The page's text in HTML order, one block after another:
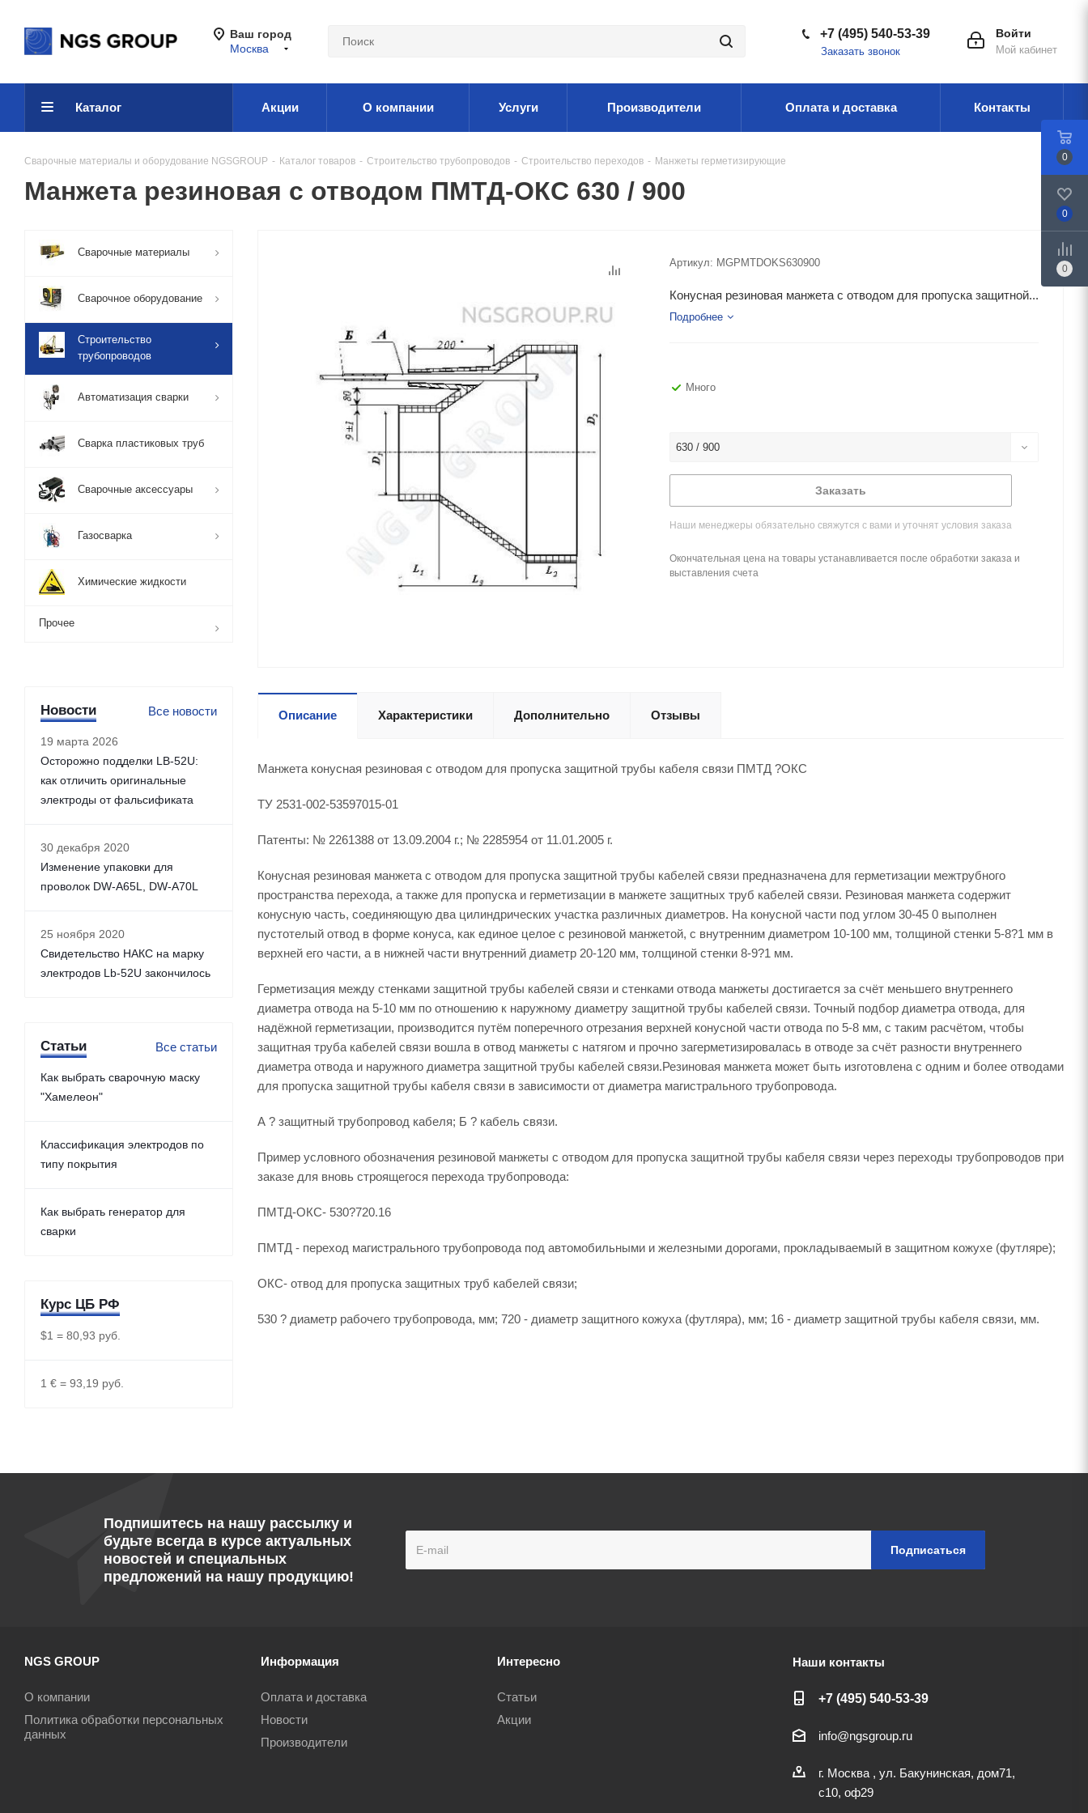
Ваш город
Москва
Войти
Мой кабинет
+7 (495) 540-53-39
Заказать звонок
Каталог Акции О компании Услуги Производители Оплата и доставка Контакты
Сварочные материалы и оборудование NGSGROUP - Каталог товаров - Строительство трубопроводов - Строительство переходов - Манжеты герметизирующие
Манжета резиновая с отводом ПМТД-ОКС 630 / 900
Артикул: MGPMTDOKS630900
Конусная резиновая манжета с отводом для пропуска защитной...
Подробнее
Много
630 / 900
Заказать
Наши менеджеры обязательно свяжутся с вами и уточнят условия заказа
Окончательная цена на товары устанавливается после обработки заказа и
выставления счета
Описание Характеристики Дополнительно Отзывы
Манжета конусная резиновая с отводом для пропуска защитной трубы кабеля связи ПМТД ?ОКС
ТУ 2531-002-53597015-01
Патенты: № 2261388 от 13.09.2004 г.; № 2285954 от 11.01.2005 г.
Конусная резиновая манжета с отводом для пропуска защитной трубы кабелей связи предназначена для герметизации межтрубного
пространства перехода, а также для пропуска и герметизации в манжете защитных труб кабелей связи. Резиновая манжета содержит
конусную часть, соединяющую два цилиндрических участка различных диаметров. На конусной части под углом 30-45 0 выполнен
пустотелый отвод в форме конуса, как единое целое с резиновой манжетой, с внутренним диаметром 10-100 мм, толщиной стенки 5-8?1 мм в
верхней его части, а в нижней части внутренний диаметр 20-120 мм, толщиной стенки 8-9?1 мм.
Герметизация между стенками защитной трубы кабелей связи и стенками отвода манжеты достигается за счёт меньшего внутреннего
диаметра отвода на 5-10 мм по отношению к наружному диаметру защитной трубы кабелей связи. Точный подбор диаметра отвода, для
надёжной герметизации, производится путём поперечного отрезания верхней конусной части отвода по 5-8 мм, с таким расчётом, чтобы
защитная труба кабелей связи вошла в отвод манжеты с натягом и прочно загерметизировалась в отводе за счёт разности внутреннего
диаметра отвода и наружного диаметра защитной трубы кабелей связи.Резиновая манжета может быть изготовлена с одним и более отводами
для пропуска защитной трубы кабеля связи в зависимости от диаметра магистрального трубопровода.
А ? защитный трубопровод кабеля; Б ? кабель связи.
Пример условного обозначения резиновой манжеты с отводом для пропуска защитной трубы кабеля связи через переходы трубопроводов при
заказе для вновь строящегося перехода трубопровода:
ПМТД-ОКС- 530?720.16
ПМТД - переход магистрального трубопровода под автомобильными и железными дорогами, прокладываемый в защитном кожухе (футляре);
ОКС- отвод для пропуска защитных труб кабелей связи;
530 ? диаметр рабочего трубопровода, мм; 720 - диаметр защитного кожуха (футляра), мм; 16 - диаметр защитной трубы кабеля связи, мм.
Сварочные материалы
Сварочное оборудование
Строительство
трубопроводов
Автоматизация сварки
Сварка пластиковых труб
Сварочные аксессуары
Газосварка
Химические жидкости
Прочее
Новости Все новости
19 марта 2026
Осторожно подделки LB-52U:
как отличить оригинальные
электроды от фальсификата
30 декабря 2020
Изменение упаковки для
проволок DW-A65L, DW-A70L
25 ноября 2020
Свидетельство НАКС на марку
электродов Lb-52U закончилось
Статьи Все статьи
Как выбрать сварочную маску
"Хамелеон"
Классификация электродов по
типу покрытия
Как выбрать генератор для
сварки
Курс ЦБ РФ
$1 = 80,93 руб.
1 € = 93,19 руб.
Подпишитесь на нашу рассылку и
будьте всегда в курсе актуальных
новостей и специальных
предложений на нашу продукцию!
NGS GROUP
О компании
Политика обработки персональных
данных
Информация
Оплата и доставка
Новости
Производители
Интересно
Статьи
Акции
Наши контакты
+7 (495) 540-53-39
info@ngsgroup.ru
г. Москва , ул. Бакунинская, дом71,
с10, оф29
0
0
0